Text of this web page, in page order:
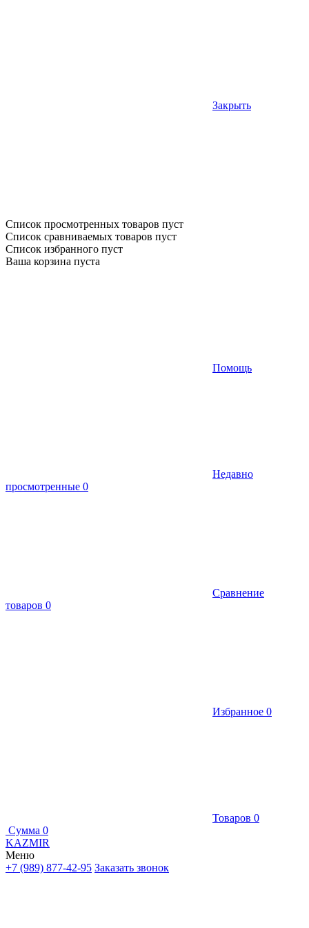
Закрыть
Список просмотренных товаров пуст
Список сравниваемых товаров пуст
Список избранного пуст
Ваша корзина пуста
Помощь
Недавно
просмотренные 0
Сравнение
товаров 0
Избранное 0
Товаров 0
Сумма 0
KAZMIR
Меню
+7 (989) 877-42-95 Заказать звонок